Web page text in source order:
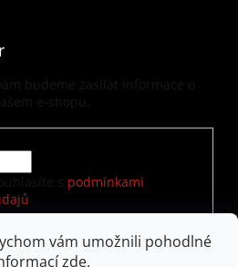
vám umožnili pohodlné
zde.
budeme zasílat informace o
e-shopu.
s podmínkami